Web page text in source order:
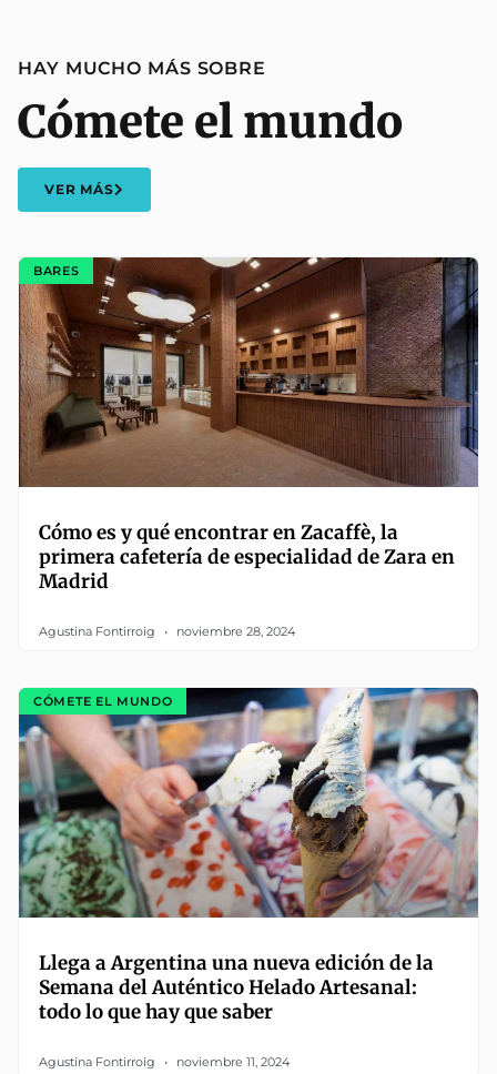
HAY MUCHO MÁS SOBRE
Cómete el mundo
VER MÁS
BARES
Cómo es y qué encontrar en Zacaffè, la
primera cafetería de especialidad de Zara en
Madrid
Agustina Fontirroig noviembre 28, 2024
CÓMETE EL MUNDO
Llega a Argentina una nueva edición de la
Semana del Auténtico Helado Artesanal:
todo lo que hay que saber
Agustina Fontirroig noviembre 11, 2024